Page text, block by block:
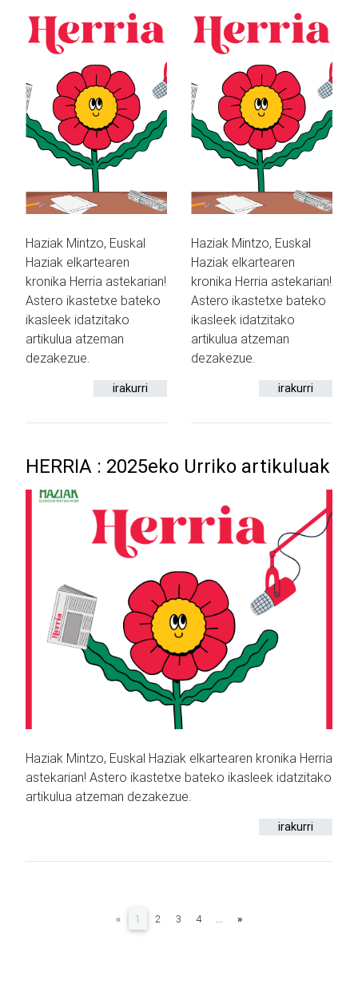
Haziak Mintzo, Euskal
Haziak elkartearen
kronika Herria astekarian!
Astero ikastetxe bateko
ikasleek idatzitako
artikulua atzeman
dezakezue.
irakurri
Haziak Mintzo, Euskal
Haziak elkartearen
kronika Herria astekarian!
Astero ikastetxe bateko
ikasleek idatzitako
artikulua atzeman
dezakezue.
irakurri
HERRIA : 2025eko Urriko artikuluak
Haziak Mintzo, Euskal Haziak elkartearen kronika Herria
astekarian! Astero ikastetxe bateko ikasleek idatzitako
artikulua atzeman dezakezue.
irakurri
« 1 (current)
2 3 4 ... »